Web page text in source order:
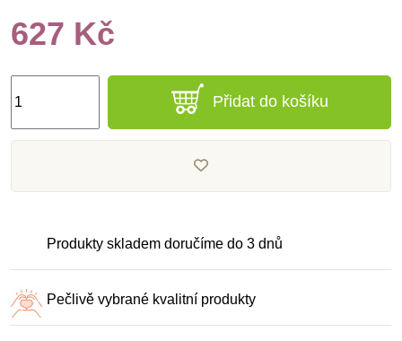
627 Kč
Přidat do košíku
Produkty skladem doručíme do 3 dnů
Pečlivě vybrané kvalitní produkty